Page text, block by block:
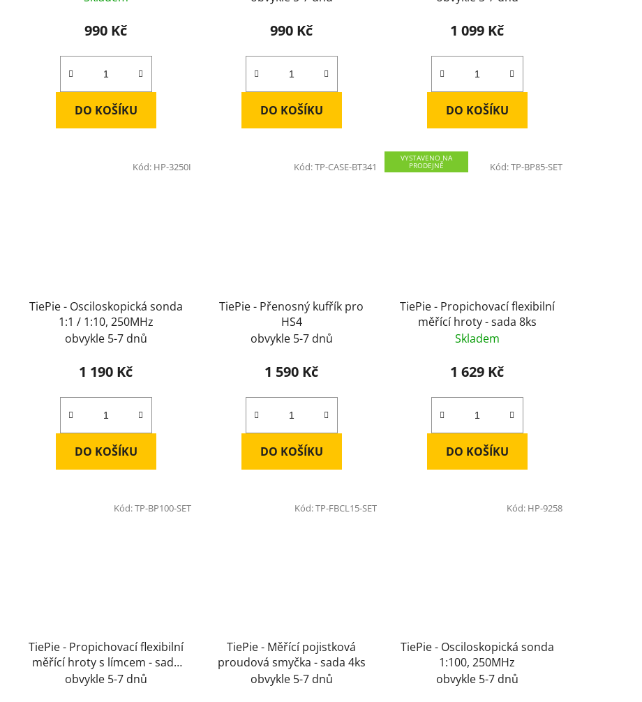
990 Kč
DO KOŠÍKU
990 Kč
DO KOŠÍKU
1 099 Kč
DO KOŠÍKU
TiePie - Osciloskopická sonda
1:1 / 1:10, 250MHz
obvykle 5-7 dnů
1 190 Kč
DO KOŠÍKU
Kód: HP-3250I
TiePie - Přenosný kufřík pro
HS4
obvykle 5-7 dnů
1 590 Kč
DO KOŠÍKU
Kód:TP-CASE-BT341
VYSTAVENO NA
PRODEJNĚ
TiePie - Propichovací flexibilní
měřící hroty - sada 8ks
Skladem
1 629 Kč
DO KOŠÍKU
Kód:TP-BP85-SET
TiePie - Propichovací flexibilní
měřící hroty s límcem - sada
8ks
obvykle 5-7 dnů
Kód:TP-BP100-SET
TiePie - Měřící pojistková
proudová smyčka - sada 4ks
obvykle 5-7 dnů
Kód:TP-FBCL15-SET
TiePie - Osciloskopická sonda
1:100, 250MHz
obvykle 5-7 dnů
Kód: HP-9258